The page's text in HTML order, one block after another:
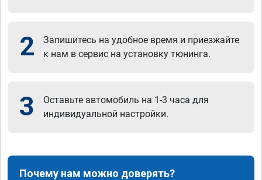
2
Запишитесь на удобное время и приезжайте
к нам в сервис на установку тюнинга.
3
Оставьте автомобиль на 1-3 часа для
индивидуальной настройки.
Почему нам можно доверять?